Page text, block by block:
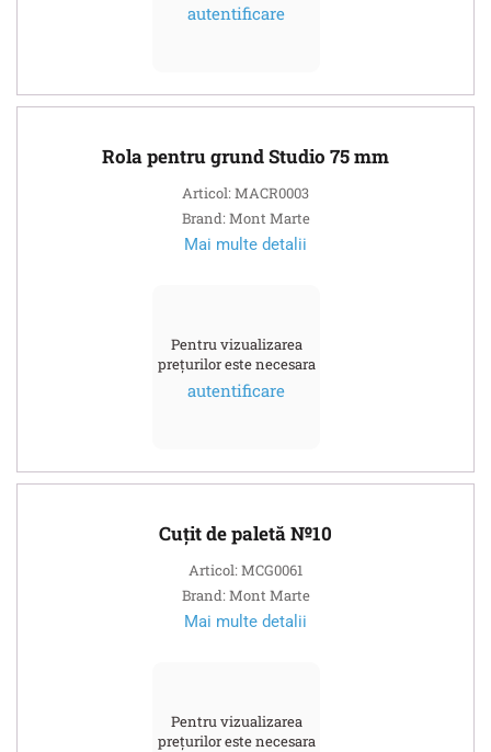
autentificare
Rola pentru grund Studio 75 mm
Articol: MACR0003
Brand: Mont Marte
Mai multe detalii
Pentru vizualizarea
prețurilor este necesara
autentificare
Cuțit de paletă №10
Articol: MCG0061
Brand: Mont Marte
Mai multe detalii
Pentru vizualizarea
prețurilor este necesara